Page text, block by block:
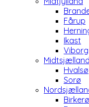
Fårup
Ikast
Viborg
Midtsjælland
Hvalsø
Sorø